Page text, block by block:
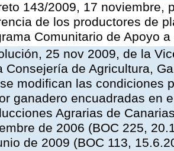
143/2009, 17 noviembre,
de los productores de
Comunitario de Apoyo
25 nov 2009, de la
Consejería de Agricultura,
modifican las condiciones
ganadero encuadradas en
Agrarias de
de 2006 (BOC 225,
de 2009 (BOC 113,